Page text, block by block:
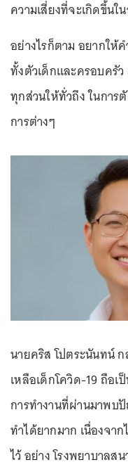
ความเสี่ยงที่จะเกิดขึ้นใ
อย่างไรก็ตาม อยากให้
ทั้งตัวเด็กและครอบครั
ทุกส่วนให้ทั่วถึง ในการ
การต่างๆ
นายคริส โปตระนันทน์
เหลือเด็กโควิด-19 ถือเ
การทำงานที่ผ่านมาพบ
ทำได้ยากมาก เนื่องจา
ไว้ อย่าง โรงพยาบาลส